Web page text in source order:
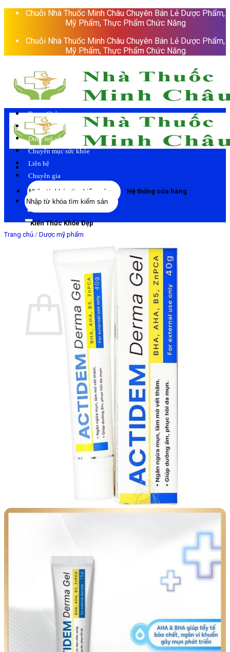
Skip
Chuỗi Nhà Thuốc Minh Châu Chuyên Bán Lẻ Dược Phẩm,
Mỹ Phẩm, Thực Phẩm Chức Năng
Chuỗi Nhà Thuốc Minh Châu Chuyên Bán Lẻ Dược Phẩm,
Mỹ Phẩm, Thực Phẩm Chức Năng
Tìm
kiếm:
Hệ thống cửa hàng
Kiến Thức Khỏe Đẹp
Chưa có sản phẩm trong giỏ hàng.
Quay trở lại cửa hàng
Trang Chủ
Thực phẩm chức năng
Dược mỹ phẩm
Chuyên mục sức khỏe
Liên hệ
Chuyên gia
Tìm
kiếm:
Trang chủ / Dược mỹ phẩm